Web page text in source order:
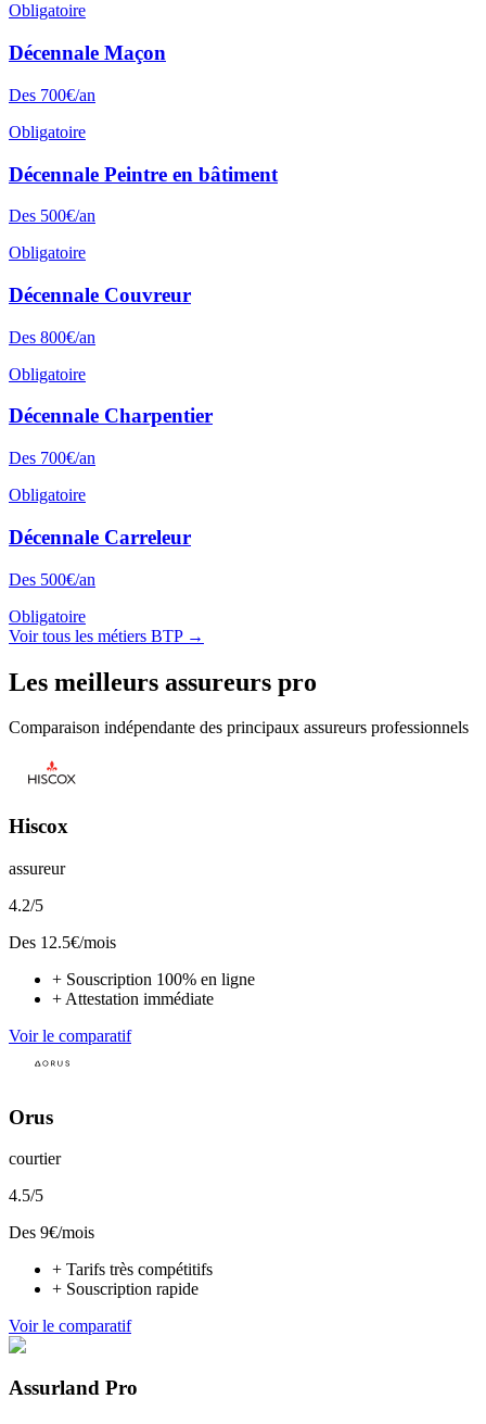
Obligatoire
Décennale Maçon
Des 700€/an
Obligatoire
Décennale Peintre en bâtiment
Des 500€/an
Obligatoire
Décennale Couvreur
Des 800€/an
Obligatoire
Décennale Charpentier
Des 700€/an
Obligatoire
Décennale Carreleur
Des 500€/an
Obligatoire
Voir tous les métiers BTP →
Les meilleurs assureurs pro
Comparaison indépendante des principaux assureurs professionnels
Hiscox
assureur
4.2/5
Des 12.5€/mois
+ Souscription 100% en ligne
+ Attestation immédiate
Voir le comparatif
Orus
courtier
4.5/5
Des 9€/mois
+ Tarifs très compétitifs
+ Souscription rapide
Voir le comparatif
Assurland Pro